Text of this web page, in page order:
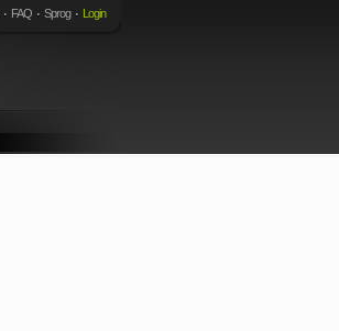
FAQ Sprog Login